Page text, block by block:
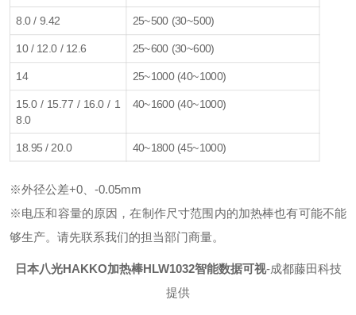
8.0 / 9.42 25~500 (30~500)
10 / 12.0 / 12.6 25~600 (30~600)
14 25~1000 (40~1000)
15.0 / 15.77 / 16.0 / 1
8.0
40~1600 (40~1000)
18.95 / 20.0 40~1800 (45~1000)
※外径公差+0、-0.05mm
※电压和容量的原因，在制作尺寸范围内的加热棒也有可能不能
够生产。请先联系我们的担当部门商量。
日本八光HAKKO加热棒HLW1032智能数据可视-成都藤田科技
提供